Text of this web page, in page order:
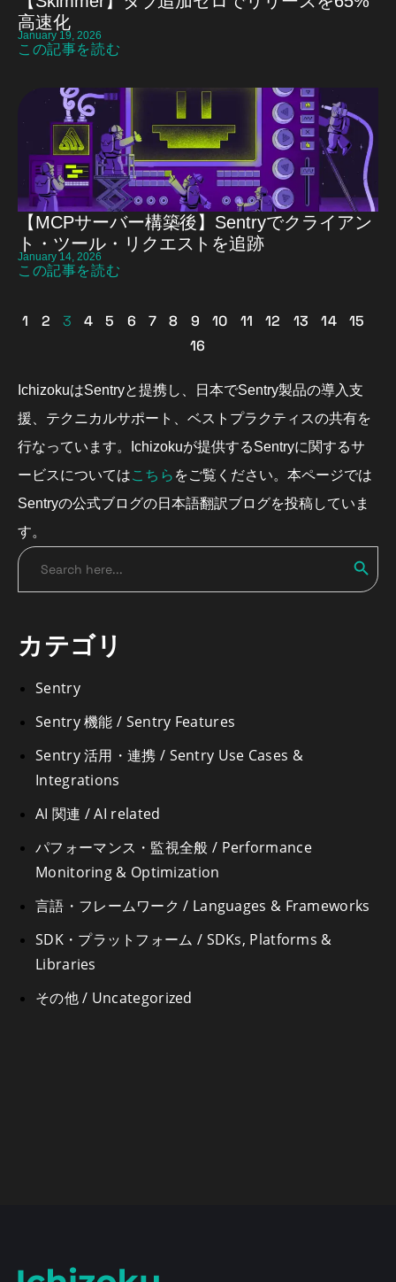
高速化
January 19, 2026
この記事を読む
【MCPサーバー構築後】Sentryでクライアン
ト・ツール・リクエストを追跡
January 14, 2026
この記事を読む
1 2 3 4 5 6 7 8 9 10 11 12 13 14
15
16
IchizokuはSentryと提携し、日本でSentry製品の導入支
援、テクニカルサポート、ベストプラクティスの共有を
行なっています。Ichizokuが提供するSentryに関するサ
ービスについてはこちら をご覧ください。本ページでは
Sentryの公式ブログの日本語翻訳ブログを投稿していま
す。
Search
for:
カテゴリ
AI 関連 / AI related
SDK・プラットフォーム / SDKs, Platforms &
Libraries
Sentry
Sentry 機能 / Sentry Features
Sentry 活用・連携 / Sentry Use Cases &
Integrations
その他 / Uncategorized
パフォーマンス・監視全般 / Performance
Monitoring & Optimization
言語・フレームワーク / Languages & Frameworks